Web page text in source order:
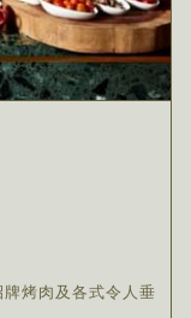
烤肉及各式令人垂